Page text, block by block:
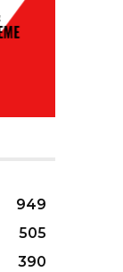
949
505
390